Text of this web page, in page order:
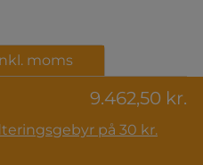
9.462,50 kr.
moms